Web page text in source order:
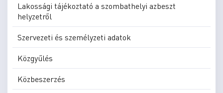
Lakossági tájékoztató a szombathelyi azbeszt
helyzetről
Szervezeti és személyzeti adatok
Közgyűlés
Közbeszerzés